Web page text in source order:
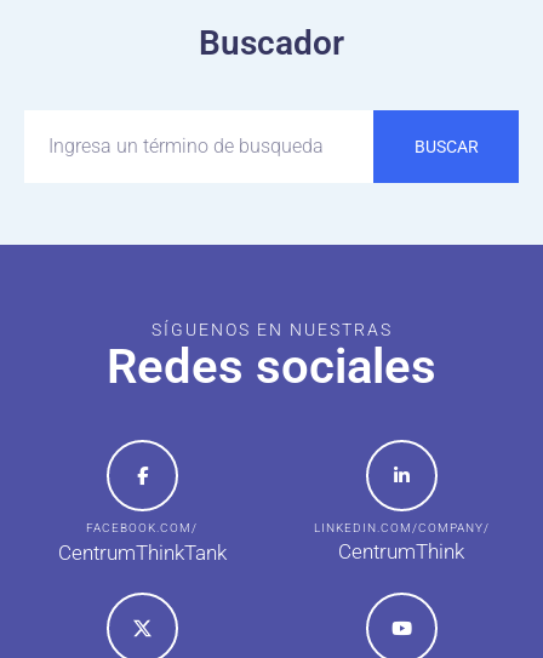
Buscador
BUSCAR
SÍGUENOS EN NUESTRAS
Redes sociales
FACEBOOK.COM/
CentrumThinkTank
LINKEDIN.COM/COMPANY/
CentrumThink